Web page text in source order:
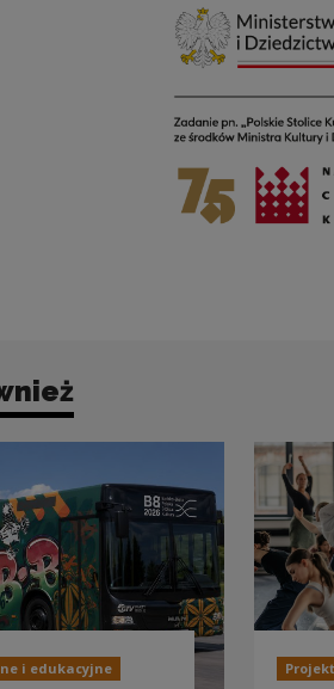
i edukacyjne